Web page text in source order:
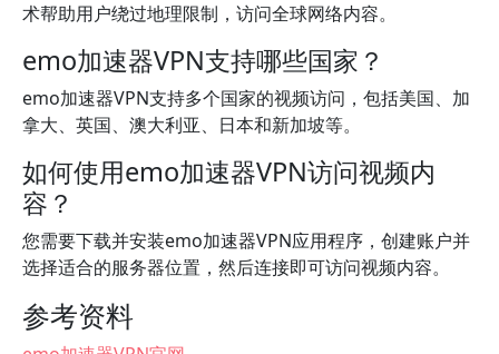
术帮助用户绕过地理限制，访问全球网络内容。
emo加速器VPN支持哪些国家？
emo加速器VPN支持多个国家的视频访问，包括美国、加
拿大、英国、澳大利亚、日本和新加坡等。
如何使用emo加速器VPN访问视频内
容？
您需要下载并安装emo加速器VPN应用程序，创建账户并
选择适合的服务器位置，然后连接即可访问视频内容。
参考资料